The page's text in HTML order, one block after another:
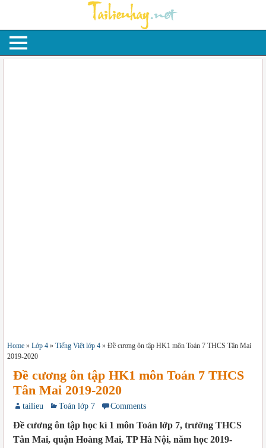
Home » Lớp 4 » Tiếng Việt lớp 4 » Đề cương ôn tập HK1 môn Toán 7 THCS Tân Mai
2019-2020
Đề cương ôn tập HK1 môn Toán 7 THCS
Tân Mai 2019-2020
tailieu Toán lớp 7 Comments
Đề cương ôn tập học kì 1 môn Toán lớp 7, trường THCS
Tân Mai, quận Hoàng Mai, TP Hà Nội, năm học 2019-